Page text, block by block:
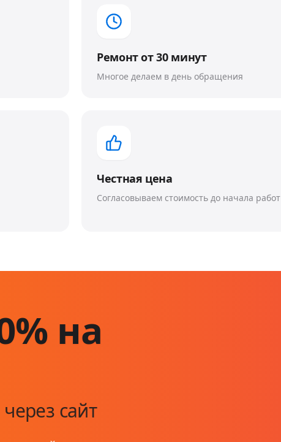
Ремонт от 30 минут
Многое делаем в день обращения
Честная цена
Согласовываем стоимость до начала работ
на
сайт